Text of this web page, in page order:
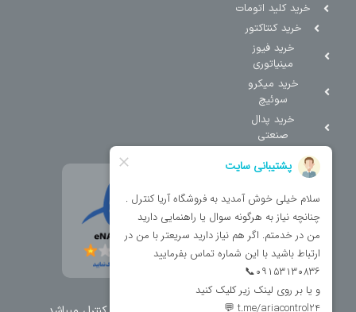
خرید کلید اتومات
خرید کنتاکتور
خرید فیوز
مینیاتوری
خرید میکرو
سوئیچ
خرید پدال
صنعتی